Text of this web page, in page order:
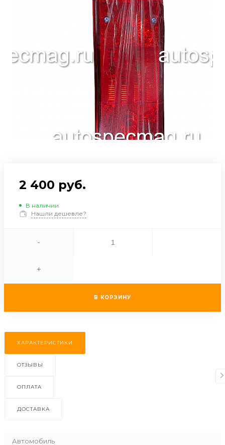
2 400 руб.
В наличии
Нашли дешевле?
-
+
В КОРЗИНУ
ХАРАКТЕРИСТИКИ
ОТЗЫВЫ
ОПЛАТА
ДОСТАВКА
Автомобиль